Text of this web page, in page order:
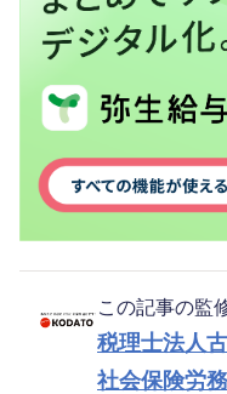
この記事の監
税理士法人
社会保険労